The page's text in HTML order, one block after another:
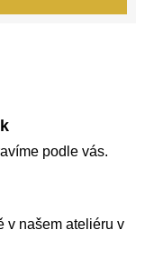
podle vás.
v našem ateliéru v